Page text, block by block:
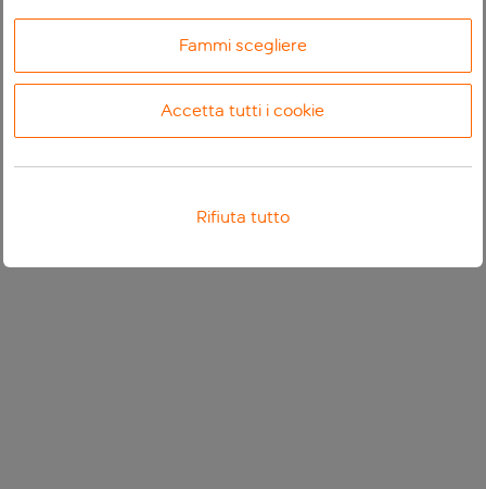
Fammi scegliere
Accetta tutti i cookie
Rifiuta tutto